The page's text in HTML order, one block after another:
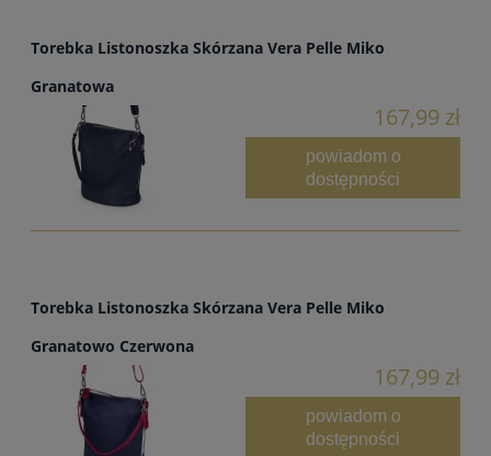
Torebka Listonoszka Skórzana Vera Pelle Miko
Granatowa
167,99 zł
powiadom o
dostępności
Torebka Listonoszka Skórzana Vera Pelle Miko
Granatowo Czerwona
167,99 zł
powiadom o
dostępności